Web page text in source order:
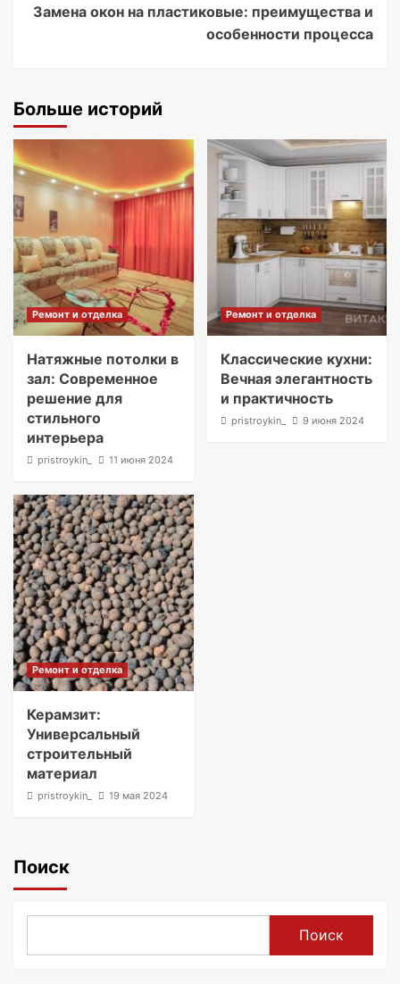
Замена окон на пластиковые: преимущества и
особенности процесса
Больше историй
Ремонт и отделка
Натяжные потолки в
зал: Современное
решение для
стильного
интерьера
pristroykin_ 11 июня 2024
Ремонт и отделка
Классические кухни:
Вечная элегантность
и практичность
pristroykin_ 9 июня 2024
Ремонт и отделка
Керамзит:
Универсальный
строительный
материал
pristroykin_ 19 мая 2024
Поиск
Поиск